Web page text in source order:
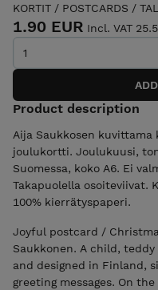
KORTIT / POSTCARDS /
1.90 EUR Incl. VAT
Product description
Aija Saukkosen
joulukortti. Joulukuusi,
Suomessa, koko A6. Ei
Takapuolella osoiteviivat.
100% kierrätyspaperi.
Joyful postcard /
Saukkonen. A child,
and designed in Finland,
greeting messages. On